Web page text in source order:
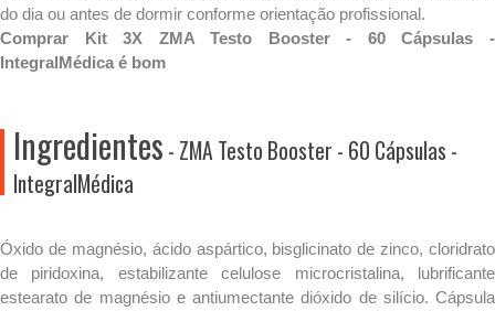
do dia ou antes de dormir conforme orientação profissional.
Comprar Kit 3X ZMA Testo Booster - 60 Cápsulas -
IntegralMédica é bom
Ingredientes - ZMA Testo Booster - 60 Cápsulas -
IntegralMédica
Óxido de magnésio, ácido aspártico, bisglicinato de zinco, cloridrato
de piridoxina, estabilizante celulose microcristalina, lubrificante
estearato de magnésio e antiumectante dióxido de silício. Cápsula